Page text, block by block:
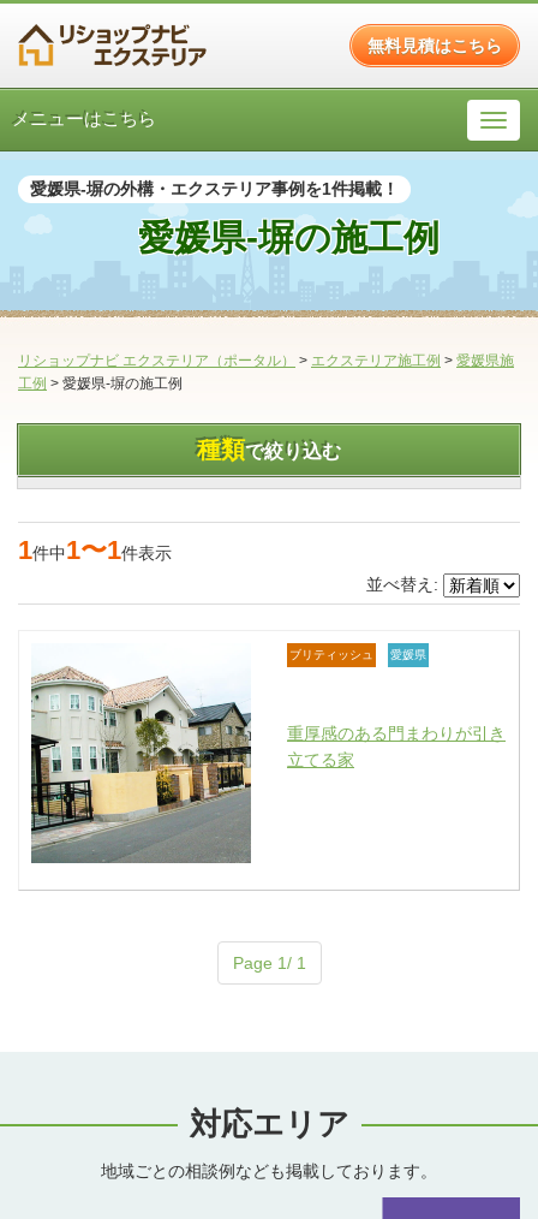
無料見積はこちら
メニューはこちら
愛媛県-塀の外構・エクステリア事例を1件掲載！
愛媛県-塀の施工例
リショップナビ エクステリア（ポータル） > エクステリア施工例 > 愛媛県施
工例 > 愛媛県-塀の施工例
種類で絞り込む
1件中1〜1件表示
並べ替え:
ブリティッシュ 愛媛県
重厚感のある門まわりが引き
立てる家
Page 1/ 1
対応エリア
地域ごとの相談例なども掲載しております。